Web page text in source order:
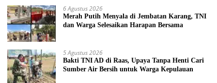
6 Agustus 2026
Merah Putih Menyala di Jembatan Karang, TNI
dan Warga Selesaikan Harapan Bersama
5 Agustus 2026
Bakti TNI AD di Raas, Upaya Tanpa Henti Cari
Sumber Air Bersih untuk Warga Kepulauan